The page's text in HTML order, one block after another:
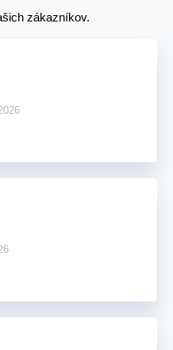
zákazníkov.